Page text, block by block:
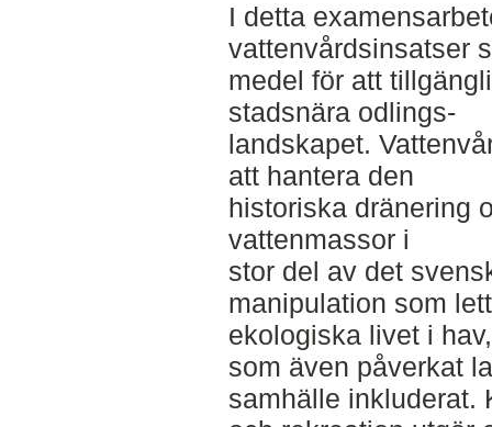
I detta
vattenvårdsinsatser
medel för att
stadsnära odlings-
landskapet.
att hantera den
historiska dränering
vattenmassor i
stor del av det
manipulation som
ekologiska livet i
som även påverkat
samhälle inkluderat.